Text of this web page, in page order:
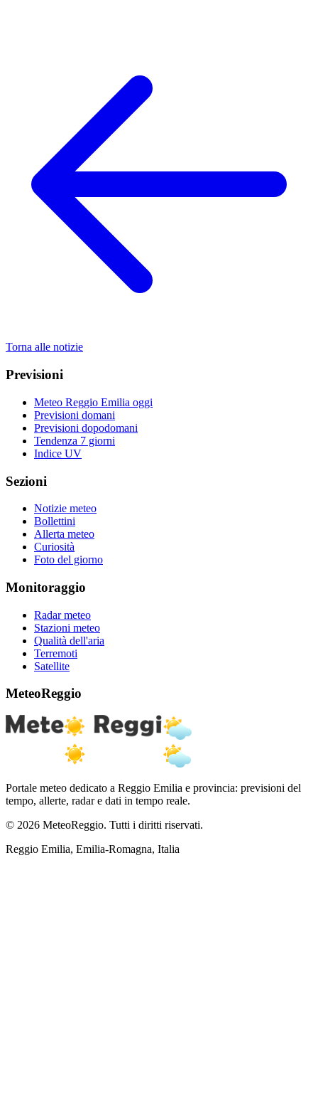
Torna alle notizie
Previsioni
Meteo Reggio Emilia oggi
Previsioni domani
Previsioni dopodomani
Tendenza 7 giorni
Indice UV
Sezioni
Notizie meteo
Bollettini
Allerta meteo
Curiosità
Foto del giorno
Monitoraggio
Radar meteo
Stazioni meteo
Qualità dell'aria
Terremoti
Satellite
MeteoReggio
Portale meteo dedicato a Reggio Emilia e provincia: previsioni del
tempo, allerte, radar e dati in tempo reale.
© 2026 MeteoReggio. Tutti i diritti riservati.
Reggio Emilia, Emilia-Romagna, Italia